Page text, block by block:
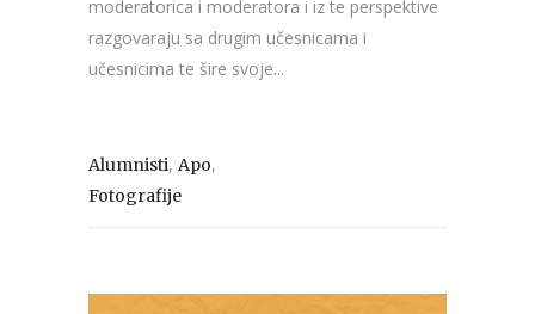
moderatorica i moderatora i iz te perspektive
razgovaraju sa drugim učesnicama i
učesnicima te šire svoje...
Alumnisti, Apo,
Fotografije